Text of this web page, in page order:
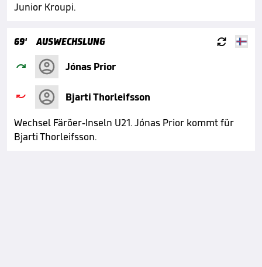
Junior Kroupi.
69' AUSWECHSLUNG 
 Jónas Prior

Bjarti Thorleifsson
Wechsel Färöer-Inseln U21. Jónas Prior kommt für
Bjarti Thorleifsson.